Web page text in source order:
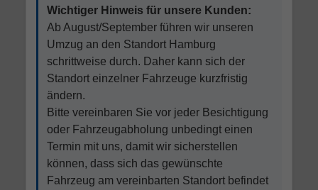
Wichtiger Hinweis für unsere Kunden:
Ab August/September führen wir unseren
Umzug an den Standort Hamburg
schrittweise durch. Daher kann sich der
Standort einzelner Fahrzeuge kurzfristig
ändern.
Bitte vereinbaren Sie vor jeder Besichtigung
oder Fahrzeugabholung unbedingt einen
Termin mit uns, damit wir sicherstellen
können, dass sich das gewünschte
Fahrzeug am vereinbarten Standort befindet